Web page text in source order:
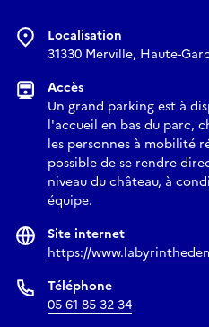
Localisation
31330 Merville, Haute-
Accès
Un grand parking est à
l'accueil en bas du parc,
les personnes à mobilité
possible de se rendre
niveau du château, à
équipe.
Site internet
https://
Téléphone
05 61 85 32 34